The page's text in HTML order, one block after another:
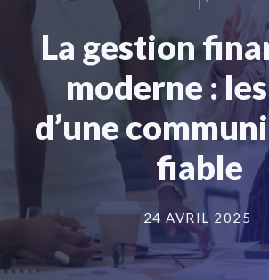
La gestion
moderne :
d’une
fiable
24 AVRIL 2025